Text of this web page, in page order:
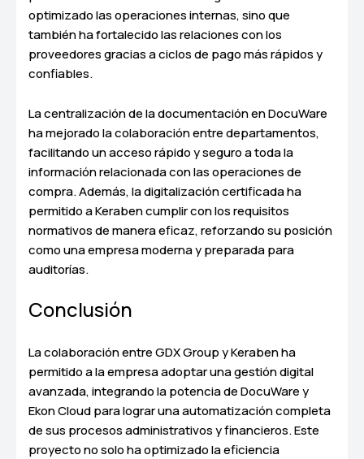
optimizado las operaciones internas, sino que
también ha fortalecido las relaciones con los
proveedores gracias a ciclos de pago más rápidos y
confiables.
La centralización de la documentación en DocuWare
ha mejorado la colaboración entre departamentos,
facilitando un acceso rápido y seguro a toda la
información relacionada con las operaciones de
compra. Además, la digitalización certificada ha
permitido a Keraben cumplir con los requisitos
normativos de manera eficaz, reforzando su posición
como una empresa moderna y preparada para
auditorías.
Conclusión
La colaboración entre GDX Group y Keraben ha
permitido a la empresa adoptar una gestión digital
avanzada, integrando la potencia de DocuWare y
Ekon Cloud para lograr una automatización completa
de sus procesos administrativos y financieros. Este
proyecto no solo ha optimizado la eficiencia